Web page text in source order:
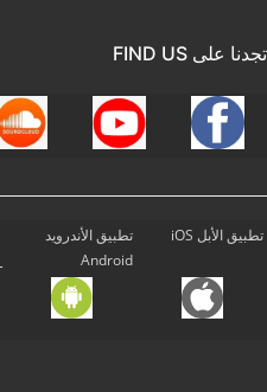
تجدنا على FIND US
تطبيق الأبل iOS
تطبيق الأندرويد
Android